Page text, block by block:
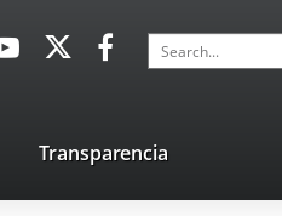
Link
Link
application.
application.
Search
Transparencia